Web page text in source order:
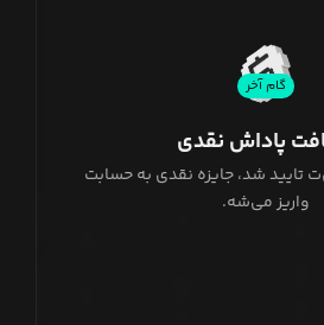
گام آخر
پاداش نقدی
تایید شد، جایزه نقدی به حسابت
واریز می‌شه.